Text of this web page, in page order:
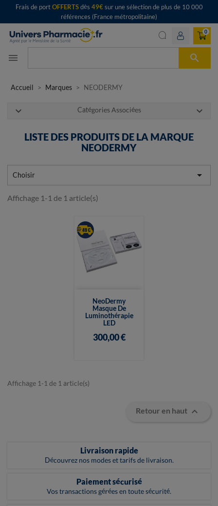
Frais de portOFFERTSdès 49€sur une sélection de plus de 10 000
références (France métropolitaine)
menu 
0
Accueil Marques NEODERMY
expand_more Catégories Associées expand_more
LISTE DES PRODUITS DE LA MARQUE
NEODERMY
Choisir 
Affichage 1-1 de 1 article(s)
NeoDermy
Masque De
Luminothérapie
LED
300,00 €
Affichage 1-1 de 1 article(s)
Retour en haut 
Livraison rapide
Découvrez nos modes et tarifs de livraison.
Paiement sécurisé
Vos transactions gérées en toute sécurité.